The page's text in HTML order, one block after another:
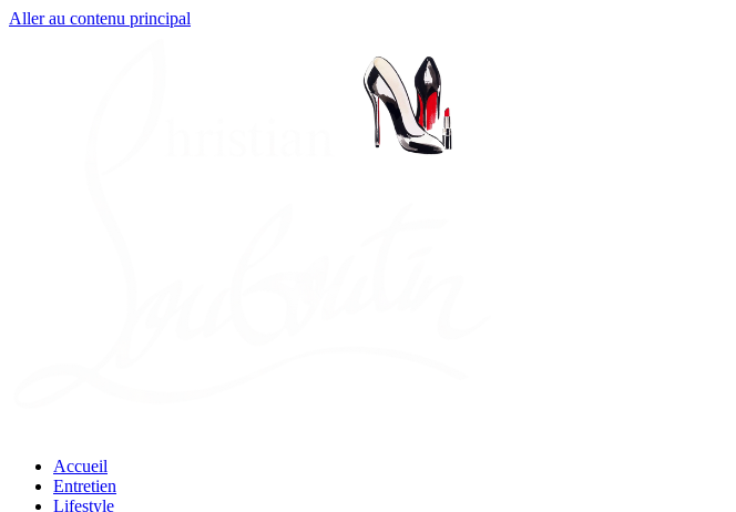
Aller au contenu principal
Accueil
Entretien
Lifestyle